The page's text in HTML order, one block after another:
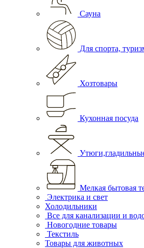
Сауна
Для спорта,
Хозтовары
Кухонная посуда
Мелкая бытовая
Электрика и свет
Холодильники
Все для канализации и
Новогодние товары
Текстиль
Товары для животных